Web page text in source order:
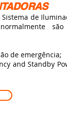
de
de emergência;
and Standby